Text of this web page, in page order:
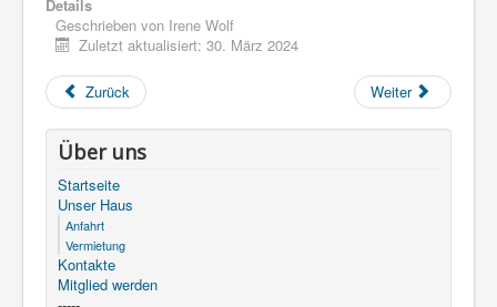
Details
Geschrieben von Irene Wolf
Zuletzt aktualisiert: 30. März 2024
Zurück Weiter
Über uns
Startseite
Unser Haus
Anfahrt
Vermietung
Kontakte
Mitglied werden